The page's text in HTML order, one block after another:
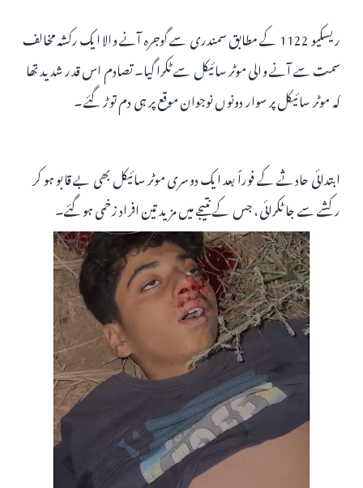
ریسکیو 1122 کے مطابق سمندری سے گوجرہ آنے والا ایک رکشہ مخالف
سمت سے آنے والی موٹر سائیکل سے ٹکرا گیا۔ تصادم اس قدر شدید تھا
کہ موٹر سائیکل پر سوار دونوں نوجوان موقع پر ہی دم توڑ گئے۔
ابتدائی حادثے کے فوراً بعد ایک دوسری موٹر سائیکل بھی بے قابو ہو کر
رکشے سے جا ٹکرائی، جس کے نتیجے میں مزید تین افراد زخمی ہوگئے۔